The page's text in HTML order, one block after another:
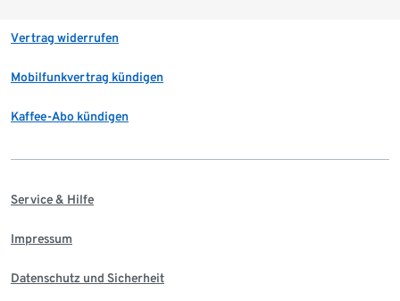
Vertrag widerrufen
Mobilfunkvertrag kündigen
Kaffee-Abo kündigen
Service & Hilfe
Impressum
Datenschutz und Sicherheit